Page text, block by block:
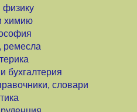
физику
химию
ремесла
бухгалтерия
словари